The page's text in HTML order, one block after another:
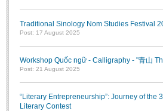
Traditional Sinology Nom Studies Festival
Post: 17 August 2025
Workshop Quốc ngữ - Calligraphy - "青山
Post: 21 August 2025
“Literary Entrepreneurship”: Journey of the
Literary Contest